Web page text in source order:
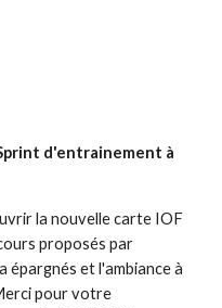
d'entrainement à
la nouvelle carte IOF
proposés par
épargnés et l'ambiance à
pour votre